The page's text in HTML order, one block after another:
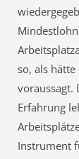
so, als
voraussagt.
Erfahrung
Instrument